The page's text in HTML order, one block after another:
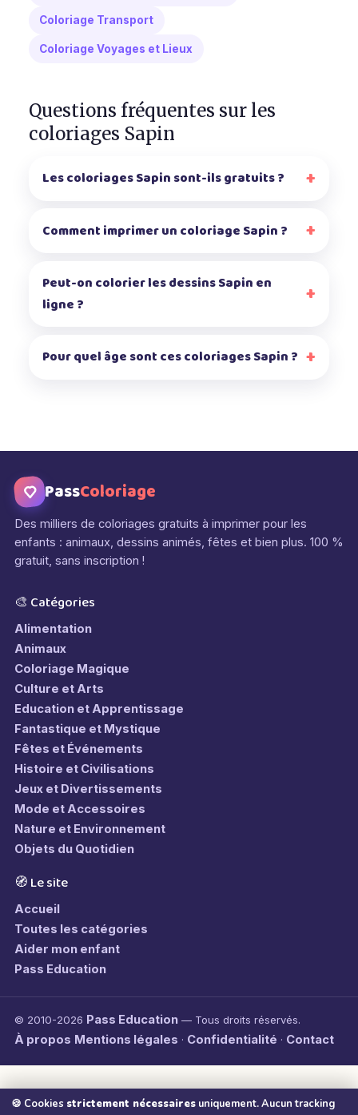
Coloriage Transport
Coloriage Voyages et Lieux
Questions fréquentes sur les
coloriages Sapin
Les coloriages Sapin sont-ils gratuits ?
Comment imprimer un coloriage Sapin ?
Peut-on colorier les dessins Sapin en
ligne ?
Pour quel âge sont ces coloriages Sapin ?
PassColoriage
Des milliers de coloriages gratuits à imprimer pour les
enfants : animaux, dessins animés, fêtes et bien plus. 100 %
gratuit, sans inscription !
🎨 Catégories
Alimentation
Animaux
Coloriage Magique
Culture et Arts
Education et Apprentissage
Fantastique et Mystique
Fêtes et Événements
Histoire et Civilisations
Jeux et Divertissements
Mode et Accessoires
Nature et Environnement
Objets du Quotidien
🧭 Le site
Accueil
Toutes les catégories
Aider mon enfant
Pass Education
© 2010-2026 Pass Education— Tous droits réservés.
À propos Mentions légales · Confidentialité · Contact
🍪 Cookies strictement nécessaires uniquement. Aucun tracking